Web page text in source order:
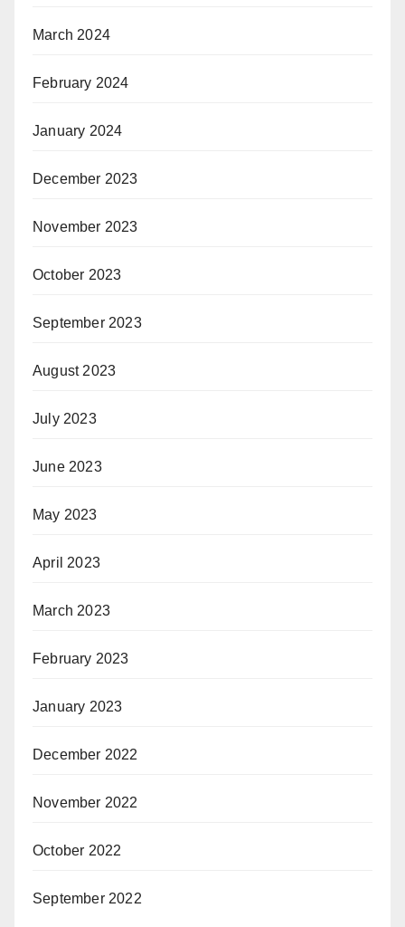
March 2024
February 2024
January 2024
December 2023
November 2023
October 2023
September 2023
August 2023
July 2023
June 2023
May 2023
April 2023
March 2023
February 2023
January 2023
December 2022
November 2022
October 2022
September 2022